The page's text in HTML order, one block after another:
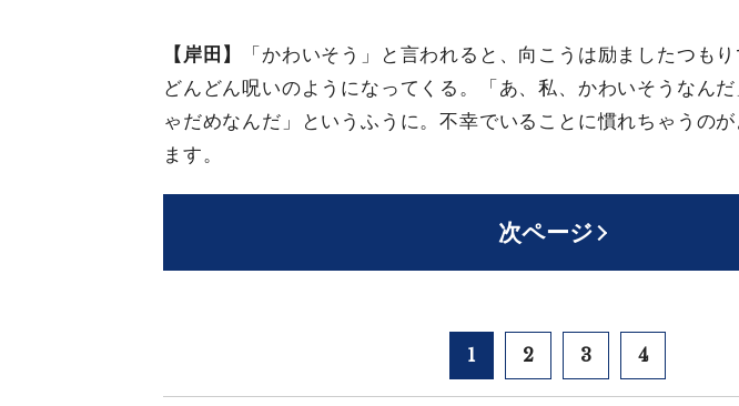
【岸田】
「かわいそう」と言われると、向こうは励ましたつも
どんどん呪いのようになってくる。「あ、私、かわいそうなん
ゃだめなんだ」というふうに。不幸でいることに慣れちゃうの
ます。
次ページ
1 2 3 4